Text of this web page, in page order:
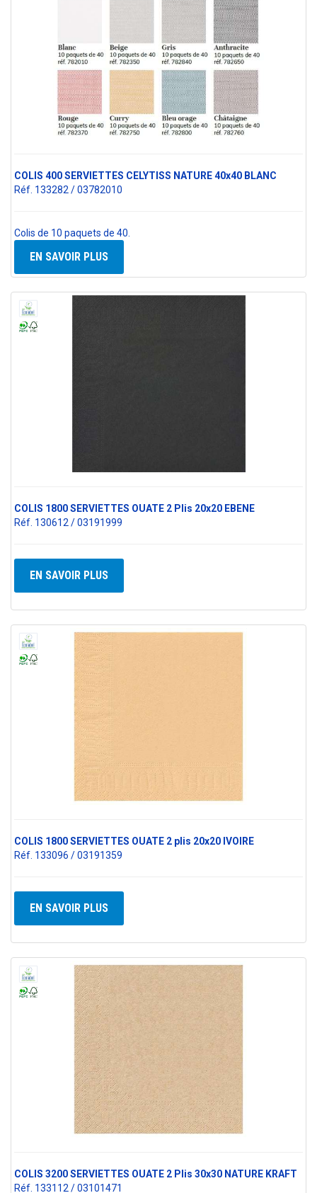
COLIS 400 SERVIETTES CELYTISS NATURE 40x40 BLANC
Réf. 133282 / 03782010
Colis de 10 paquets de 40.
EN SAVOIR PLUS
COLIS 1800 SERVIETTES OUATE 2 Plis 20x20 EBENE
Réf. 130612 / 03191999
EN SAVOIR PLUS
COLIS 1800 SERVIETTES OUATE 2 plis 20x20 IVOIRE
Réf. 133096 / 03191359
EN SAVOIR PLUS
COLIS 3200 SERVIETTES OUATE 2 Plis 30x30 NATURE KRAFT
Réf. 133112 / 03101471